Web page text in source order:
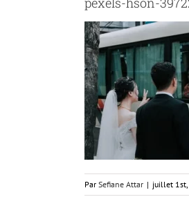
Par Sefiane Attar | juillet